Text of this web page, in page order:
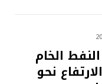
الخام
نحو